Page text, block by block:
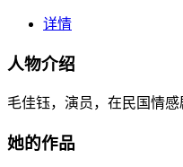
详情
人物介绍
毛佳钰，演员，在民国情感
她的作品